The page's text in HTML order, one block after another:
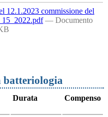
12.1.2023 commissione del
— Documento
batteriologia
Durata Compenso